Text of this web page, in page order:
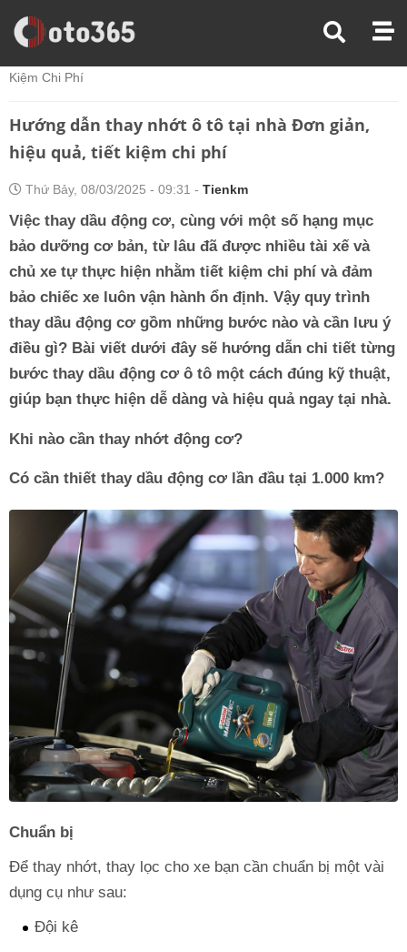
Trang Chủ
Kiến Thức Xe
Kiệm Chi Phí
Hướng dẫn thay nhớt ô tô tại nhà Đơn giản,
hiệu quả, tiết kiệm chi phí
Thứ Bảy, 08/03/2025 - 09:31 - Tienkm
Việc thay dầu động cơ, cùng với một số hạng mục
bảo dưỡng cơ bản, từ lâu đã được nhiều tài xế và
chủ xe tự thực hiện nhằm tiết kiệm chi phí và đảm
bảo chiếc xe luôn vận hành ổn định. Vậy quy trình
thay dầu động cơ gồm những bước nào và cần lưu ý
điều gì? Bài viết dưới đây sẽ hướng dẫn chi tiết từng
bước thay dầu động cơ ô tô một cách đúng kỹ thuật,
giúp bạn thực hiện dễ dàng và hiệu quả ngay tại nhà.
Khi nào cần thay nhớt động cơ?
Có cần thiết thay dầu động cơ lần đầu tại 1.000 km?
Chuẩn bị
Để thay nhớt, thay lọc cho xe bạn cần chuẩn bị một vài
dụng cụ như sau:
Đội kê